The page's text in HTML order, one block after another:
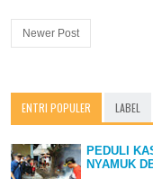
Newer Post
ENTRI POPULER LABEL
PEDULI
NYAMUK